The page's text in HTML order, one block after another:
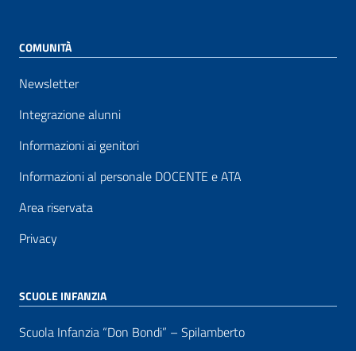
COMUNITÀ
Newsletter
Integrazione alunni
Informazioni ai genitori
Informazioni al personale DOCENTE e ATA
Area riservata
Privacy
SCUOLE INFANZIA
Scuola Infanzia “Don Bondi” – Spilamberto